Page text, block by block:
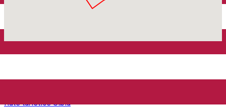
Turnul Sfatului
Rute turistice Sibiu